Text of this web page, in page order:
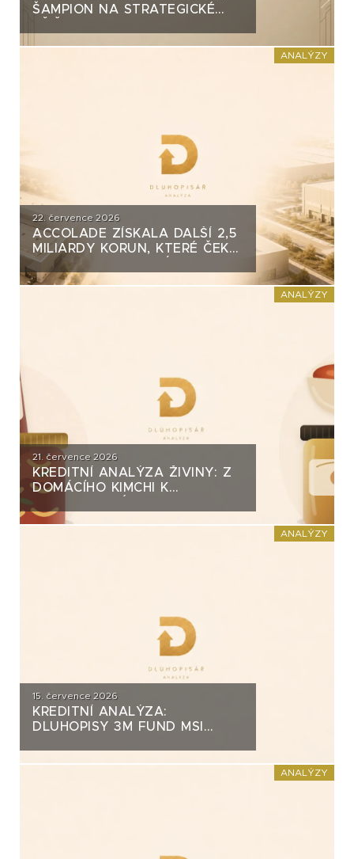
ŠAMPION NA STRATEGICKÉ
ANALÝZY
22. července 2026
ACCOLADE ZÍSKALA DALŠÍ 2,5
MILIARDY KORUN, KTERÉ ČEKÁ
V ROCE 2030 VELKÝ TEST. CO
ROZHODNE O JEJICH
ANALÝZY
21. července 2026
KREDITNÍ ANALÝZA ŽIVINY: Z
DOMÁCÍHO KIMCHI K
ZA PŮL MILIARDY
ANALÝZY
15. července 2026
KREDITNÍ ANALÝZA:
DLUHOPISY 3M FUND MSI
ANALÝZY